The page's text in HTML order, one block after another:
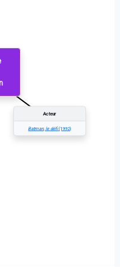
Acteur
Batman, le défi(1992)